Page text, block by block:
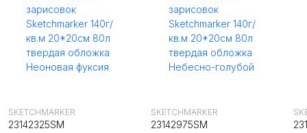
SKETCHMARKER
23142325SM
SKETCHMARKER
23142975SM